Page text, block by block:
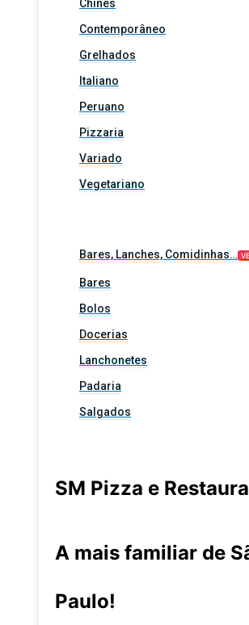
Chinês
Contemporâneo
Grelhados
Italiano
Peruano
Pizzaria
Variado
Vegetariano
Bares, Lanches, Comidinhas…
Bares
Bolos
Docerias
Lanchonetes
Padaria
Salgados
SM Pizza e
A mais familiar de
Paulo!